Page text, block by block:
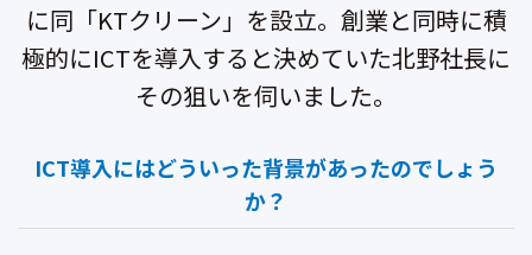
に同「KTクリーン」を設立。 創業と同時に積
極的にICTを導入すると決めていた北野社長に
その狙いを伺いました。
ICT導入にはどういった背景があったのでしょう
か？